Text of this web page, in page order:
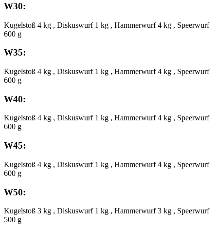
W30:
Kugelstoß 4 kg , Diskuswurf 1 kg , Hammerwurf 4 kg , Speerwurf
600 g
W35:
Kugelstoß 4 kg , Diskuswurf 1 kg , Hammerwurf 4 kg , Speerwurf
600 g
W40:
Kugelstoß 4 kg , Diskuswurf 1 kg , Hammerwurf 4 kg , Speerwurf
600 g
W45:
Kugelstoß 4 kg , Diskuswurf 1 kg , Hammerwurf 4 kg , Speerwurf
600 g
W50:
Kugelstoß 3 kg , Diskuswurf 1 kg , Hammerwurf 3 kg , Speerwurf
500 g